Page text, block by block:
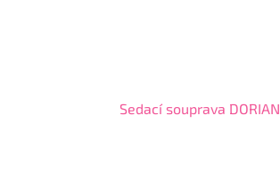
Sedací souprava DORIAN